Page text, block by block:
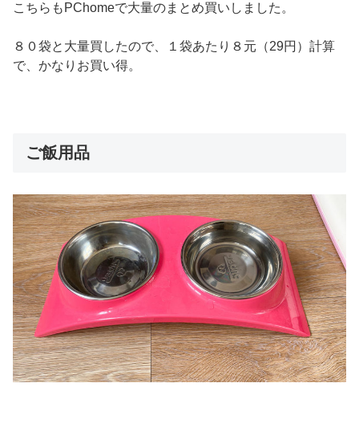
こちらもPChomeで大量のまとめ買いしました。
８０袋と大量買したので、１袋あたり８元（29円）計算
で、かなりお買い得。
ご飯用品